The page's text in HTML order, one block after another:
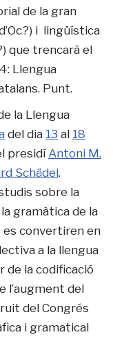
de la gran
i lingüística
que trencarà el
Llengua
Punt.
la Llengua
del dia 13 al 18
presidíAntoni M.
Schädel.
sobre la
gramàtica de la
es convertiren en
a la llengua
de la codificació
l’augment del
del Congrés
i gramatical